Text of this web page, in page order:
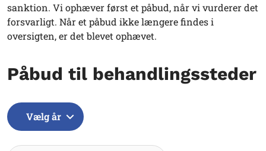
sanktion. Vi ophæver først et påbud, når vi vurderer det
forsvarligt. Når et påbud ikke længere findes i
oversigten, er det blevet ophævet.
Påbud til behandlingssteder
Vælg år